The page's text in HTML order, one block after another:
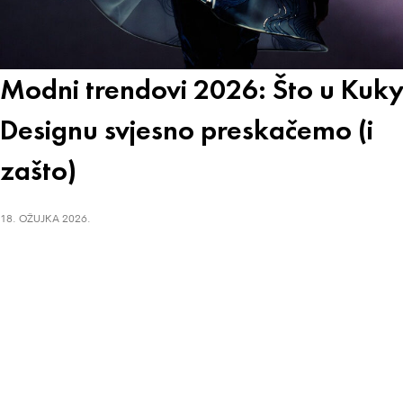
Modni trendovi 2026: Što u Kuky
Designu svjesno preskačemo (i
zašto)
18. OŽUJKA 2026.